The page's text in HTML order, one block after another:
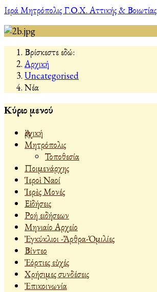
Ιερά Μητρόπολις Γ.Ο.Χ. Αττικής & Βοιωτίας
Βρίσκεστε εδώ:
Αρχική
Uncategorised
Νέα
Κύριο μενού
Ἀρχική
Μητρόπολις
Τοποθεσία
Ποιμενάρχης
Ἱεροὶ Ναοί
Ἱερὲς Μονές
Εἰδήσεις
Ροή ειδήσεων
Μηνιαίο Αρχείο
Ἐγκύκλιοι -Ἄρθρα-Ὁμιλίες
Βίντεο
Ἐόρτιες εὐχές
Χρήσιμες συνδέσεις
Ἐπικοινωνία